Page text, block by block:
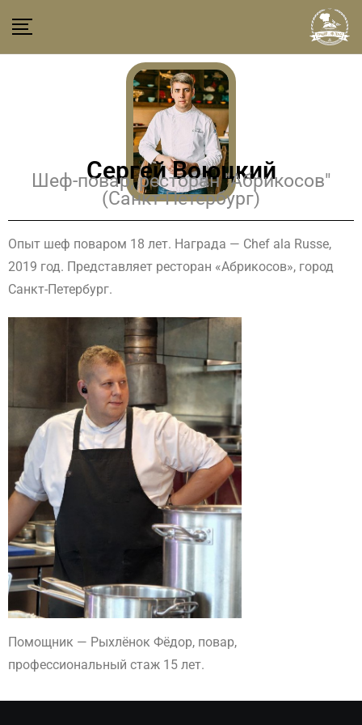
Сергей Воюцкий
Шеф-повар, ресторан "Абрикосов"
(Санкт-Петербург)
Опыт шеф поваром 18 лет. Награда — Chef ala Russe,
2019 год. Представляет ресторан «Абрикосов», город
Санкт-Петербург.
Помощник — Рыхлëнок Фёдор, повар,
профессиональный стаж 15 лет.